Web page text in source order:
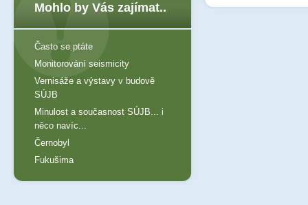
Mohlo by Vás zajímat..
Často se ptáte
Monitorování seismicity
Vernisáže a výstavy v budově
SÚJB
Minulost a současnost SÚJB... i
něco navíc...
Černobyl
Fukušima